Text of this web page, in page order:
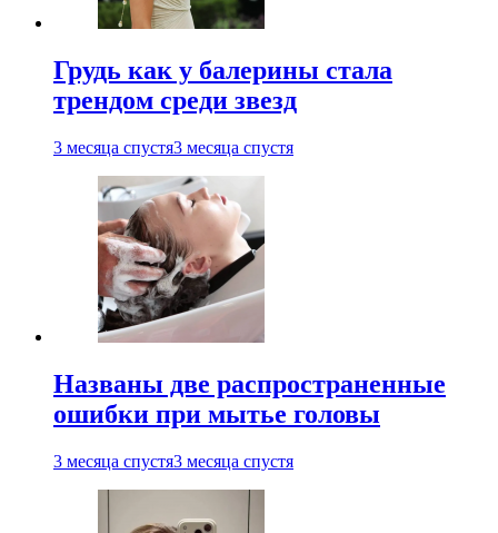
Грудь как у балерины стала
трендом среди звезд
3 месяца спустя3 месяца спустя
Названы две распространенные
ошибки при мытье головы
3 месяца спустя3 месяца спустя